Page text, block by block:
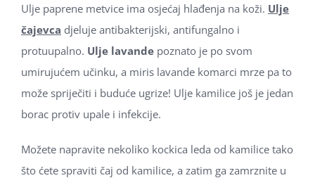
Ulje paprene metvice ima osjećaj hlađenja na koži. Ulje
čajevca djeluje antibakterijski, antifungalno i
protuupalno. Ulje lavande poznato je po svom
umirujućem učinku, a miris lavande komarci mrze pa to
može spriječiti i buduće ugrize! Ulje kamilice još je jedan
borac protiv upale i infekcije.
Možete napravite nekoliko kockica leda od kamilice tako
što ćete spraviti čaj od kamilice, a zatim ga zamrznite u